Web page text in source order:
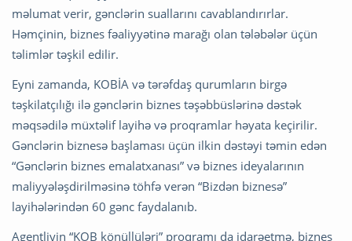
məlumat verir, gənclərin suallarını cavablandırırlar.
Həmçinin, biznes fəaliyyətinə marağı olan tələbələr üçün
təlimlər təşkil edilir.
Eyni zamanda, KOBİA və tərəfdaş qurumların birgə
təşkilatçılığı ilə gənclərin biznes təşəbbüslərinə dəstək
məqsədilə müxtəlif layihə və proqramlar həyata keçirilir.
Gənclərin biznesə başlaması üçün ilkin dəstəyi təmin edən
“Gənclərin biznes emalatxanası” və biznes ideyalarının
maliyyələşdirilməsinə töhfə verən “Bizdən biznesə”
layihələrindən 60 gənc faydalanıb.
Agentliyin “KOB könüllüləri” proqramı da idarəetmə, biznes